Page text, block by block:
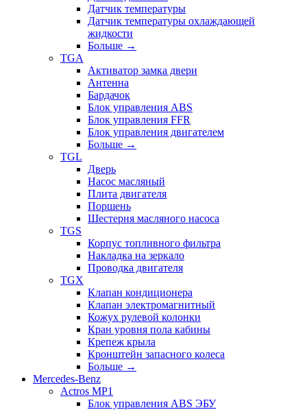
Датчик температуры
Датчик температуры охлаждающей
жидкости
Больше →
TGA
Активатор замка двери
Антенна
Бардачок
Блок управления ABS
Блок управления FFR
Блок управления двигателем
Больше →
TGL
Дверь
Насос масляный
Плита двигателя
Поршень
Шестерня масляного насоса
TGS
Корпус топливного фильтра
Накладка на зеркало
Проводка двигателя
TGX
Клапан кондиционера
Клапан электромагнитный
Кожух рулевой колонки
Кран уровня пола кабины
Крепеж крыла
Кронштейн запасного колеса
Больше →
Mercedes-Benz
Actros MP1
Блок управления ABS ЭБУ